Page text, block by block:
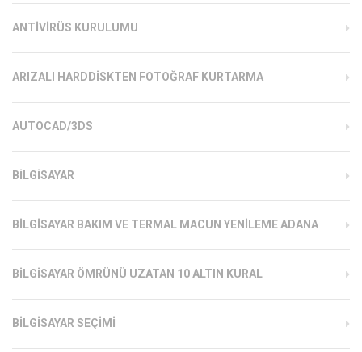
ANTIVIRÜS KURULUMU
ARIZALI HARDDISKTEN FOTOĞRAF KURTARMA
AUTOCAD/3DS
BILGISAYAR
BILGISAYAR BAKIM VE TERMAL MACUN YENILEME ADANA
BILGISAYAR ÖMRÜNÜ UZATAN 10 ALTIN KURAL
BILGISAYAR SEÇIMI